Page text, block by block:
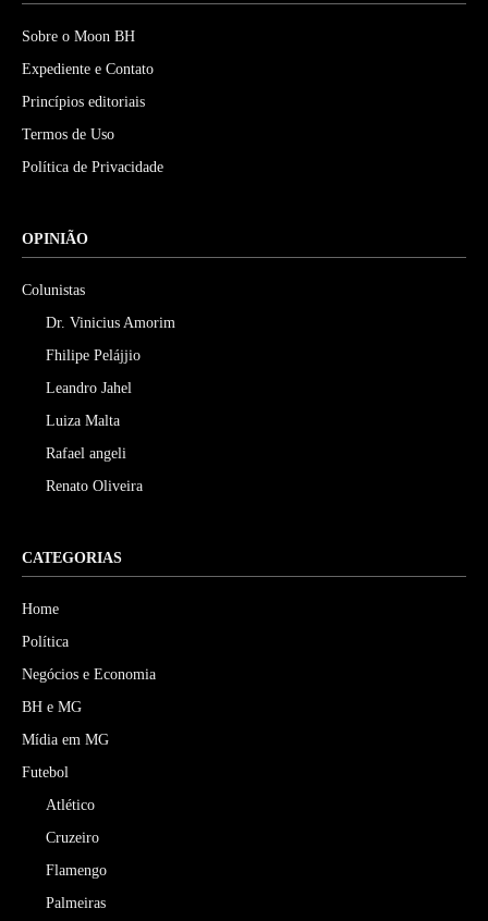
Sobre o Moon BH
Expediente e Contato
Princípios editoriais
Termos de Uso
Política de Privacidade
OPINIÃO
Colunistas
Dr. Vinicius Amorim
Fhilipe Pelájjio
Leandro Jahel
Luiza Malta
Rafael angeli
Renato Oliveira
CATEGORIAS
Home
Política
Negócios e Economia
BH e MG
Mídia em MG
Futebol
Atlético
Cruzeiro
Flamengo
Palmeiras